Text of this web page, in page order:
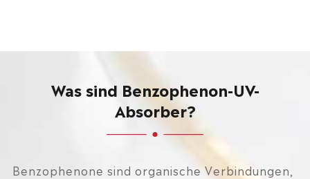
Was sind Benzophenon-UV-
Absorber?
Benzophenone sind organische Verbindungen,